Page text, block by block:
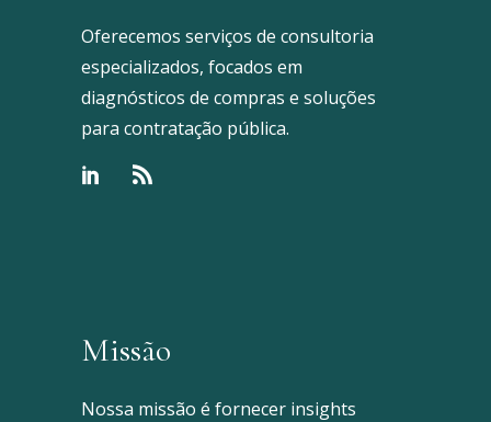
Oferecemos serviços de consultoria
especializados, focados em
diagnósticos de compras e soluções
para contratação pública.
Missão
Nossa missão é fornecer insights